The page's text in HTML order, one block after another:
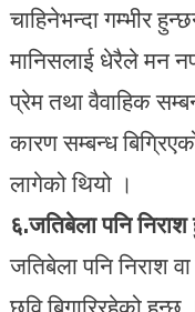
चाहिनेभन्दा गम्भीर
मानिसलाई धेरैले मन
प्रेम तथा वैवाहिक
कारण सम्बन्ध
लागेको थियो ।
६.जतिबेला पनि
जतिबेला पनि निराश